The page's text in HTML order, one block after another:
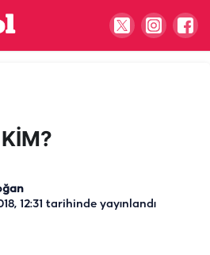
12:31 tarihinde yayınlandı